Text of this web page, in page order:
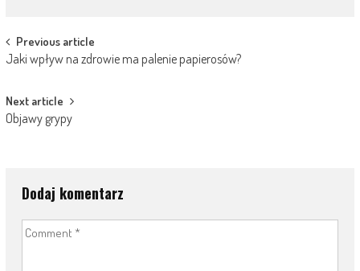
Post
navigation
Previous article
Jaki wpływ na zdrowie ma palenie papierosów?
Next article
Objawy grypy
Dodaj komentarz